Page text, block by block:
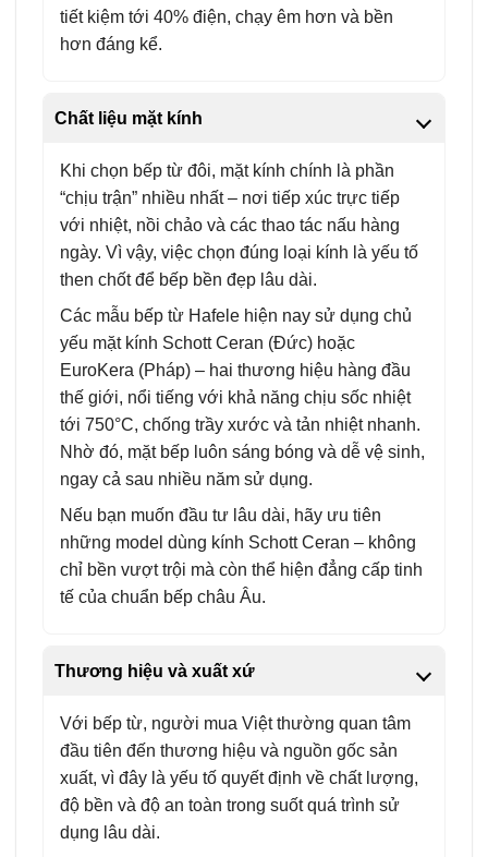
tiết kiệm tới 40% điện, chạy êm hơn và bền
hơn đáng kể.
Chất liệu mặt kính
Khi chọn bếp từ đôi, mặt kính chính là phần
“chịu trận” nhiều nhất – nơi tiếp xúc trực tiếp
với nhiệt, nồi chảo và các thao tác nấu hàng
ngày. Vì vậy, việc chọn đúng loại kính là yếu tố
then chốt để bếp bền đẹp lâu dài.
Các mẫu bếp từ Hafele hiện nay sử dụng chủ
yếu mặt kính Schott Ceran (Đức) hoặc
EuroKera (Pháp) – hai thương hiệu hàng đầu
thế giới, nổi tiếng với khả năng chịu sốc nhiệt
tới 750°C, chống trầy xước và tản nhiệt nhanh.
Nhờ đó, mặt bếp luôn sáng bóng và dễ vệ sinh,
ngay cả sau nhiều năm sử dụng.
Nếu bạn muốn đầu tư lâu dài, hãy ưu tiên
những model dùng kính Schott Ceran – không
chỉ bền vượt trội mà còn thể hiện đẳng cấp tinh
tế của chuẩn bếp châu Âu.
Thương hiệu và xuất xứ
Với bếp từ, người mua Việt thường quan tâm
đầu tiên đến thương hiệu và nguồn gốc sản
xuất, vì đây là yếu tố quyết định về chất lượng,
độ bền và độ an toàn trong suốt quá trình sử
dụng lâu dài.